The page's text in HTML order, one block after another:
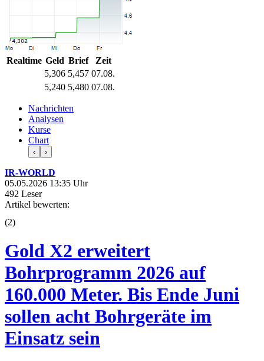
Realtime Geld Brief
Zeit
5,306 5,457 07.08.
5,240 5,480 07.08.
Nachrichten
Analysen
Kurse
Chart
‹ ›
IR-WORLD
05.05.2026 13:35 Uhr
492 Leser
Artikel bewerten:
(2)
Gold X2 erweitert
Bohrprogramm 2026 auf
160.000 Meter. Bis Ende Juni
sollen acht Bohrgeräte im
Einsatz sein